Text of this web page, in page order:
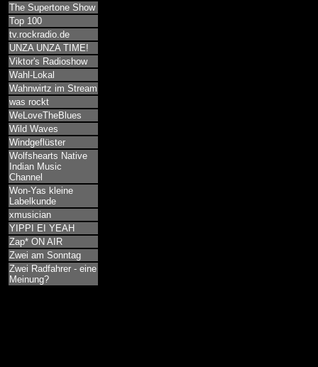
The Supertone Show
Top 100
tv.rockradio.de
UNZA UNZA TIME!
Viktor's Radioshow
Wahl-Lokal
Wahnwirtz im Stream
was rockt
WeLoveTheBlues
Wild Waves
Windgeflüster
Wolfshearts Native
Indian Music
Channel
Won-Yas kleine
Labelkunde
xmusician
YIPPI EI YEAH
Zap* ON AIR
Zwei am Sonntag
Zwei Radfahrer - eine
Meinung?